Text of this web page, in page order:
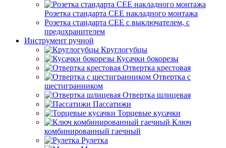
Розетка стандарта СЕЕ накладного монтажа
Розетка стандарта СЕЕ с выключателем, с
предохранителем
Инструмент ручной
Круглогубцы
Кусачки бокорезы
Отвертка крестовая
Отвертка с
шестигранником
Отвертка шлицевая
Пассатижи
Торцевые кусачки
Ключ
комбинированный гаечный
Рулетка